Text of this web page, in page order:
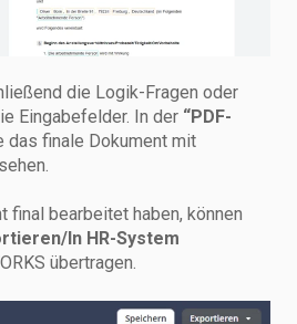
die Logik-Fragen oder
Eingabefelder. In der “PDF-
das finale Dokument mit
final bearbeitet haben, können
In HR-System
übertragen.